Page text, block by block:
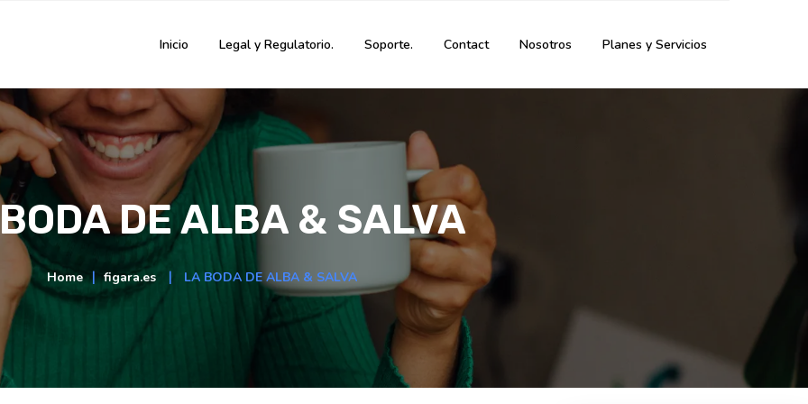
Inicio Legal y Regulatorio. Soporte. Contact Nosotros Planes y Servicios
DE ALBA & SALVA
Home∣figara.es ∣ LA BODA DE ALBA & SALVA